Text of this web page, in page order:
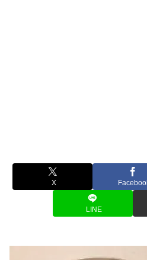
X
LINE